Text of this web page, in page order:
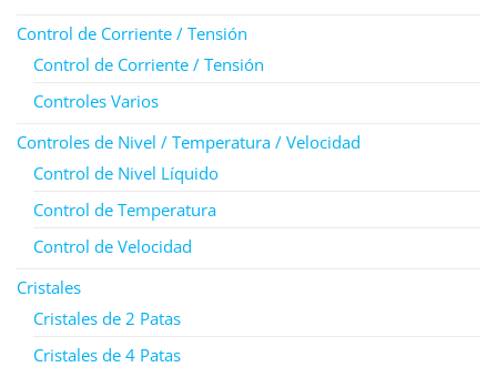
Control de Corriente / Tensión
Control de Corriente / Tensión
Controles Varios
Controles de Nivel / Temperatura / Velocidad
Control de Nivel Líquido
Control de Temperatura
Control de Velocidad
Cristales
Cristales de 2 Patas
Cristales de 4 Patas